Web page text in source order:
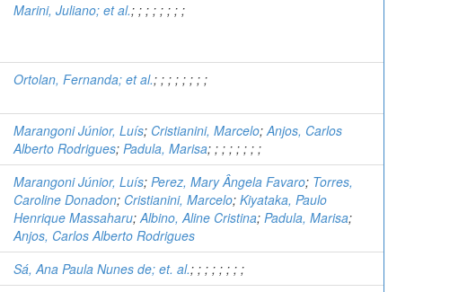
Marini, Juliano; et al.; ; ; ; ; ; ; ;
Ortolan, Fernanda; et al.; ; ; ; ; ; ; ;
Marangoni Júnior, Luís; Cristianini, Marcelo;Anjos, Carlos
Alberto Rodrigues; Padula, Marisa; ; ; ; ; ; ; ;
Marangoni Júnior, Luís; Perez, Mary Ângela Favaro; Torres,
Caroline Donadon; Cristianini, Marcelo; Kiyataka, Paulo
Henrique Massaharu;Albino, Aline Cristina; Padula, Marisa;
Anjos, Carlos Alberto Rodrigues
Sá, Ana Paula Nunes de; et. al.; ; ; ; ; ; ; ;